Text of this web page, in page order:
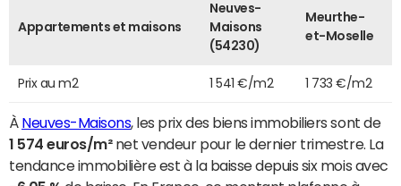
Appartements et maisons
Neuves-
Maisons
(54230)
Meurthe-
et-Moselle
Prix au m2 1 541 €/m2 1 733 €/m2
À Neuves-Maisons, les prix des biens immobiliers sont de
1 574 euros/m²net vendeur pour le dernier trimestre. La
tendance immobilière est à la baisse depuis six mois avec